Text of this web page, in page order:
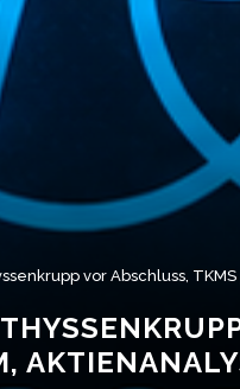
vor Abschluss,